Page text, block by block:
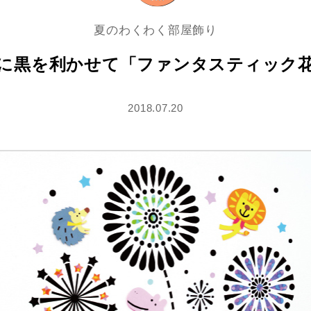
夏のわくわく部屋飾り
黒を利かせて「ファンタスティック
2018.07.20